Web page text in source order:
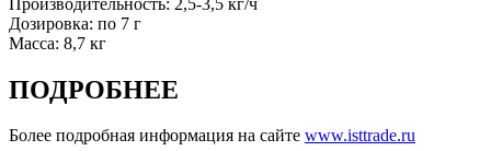
Дозировка: по 7 г
Масса: 8,7 кг
ПОДРОБНЕЕ
Более подробная информация на сайте www.isttrade.ru